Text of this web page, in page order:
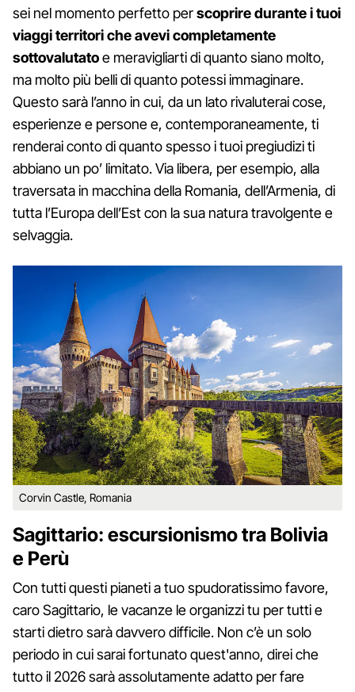
sei nel momento perfetto perscoprire durante i tuoi
viaggi territori che avevi completamente
sottovalutatoe meravigliarti di quanto siano molto,
ma molto più belli di quanto potessi immaginare.
Questo sarà l’anno in cui, da un lato rivaluterai cose,
esperienze e persone e, contemporaneamente, ti
renderai conto di quanto spesso i tuoi pregiudizi ti
abbiano un po’ limitato. Via libera, per esempio, alla
traversata in macchina della Romania, dell’Armenia, di
tutta l’Europa dell’Est con la sua natura travolgente e
selvaggia.
Corvin Castle, Romania
Sagittario: escursionismo tra Bolivia
e Perù
Con tutti questi pianeti a tuo spudoratissimo favore,
caro Sagittario, le vacanze le organizzi tu per tutti e
starti dietro sarà davvero difficile. Non c’è un solo
periodo in cui sarai fortunato quest'anno, direi che
tutto il 2026 sarà assolutamente adatto per fare